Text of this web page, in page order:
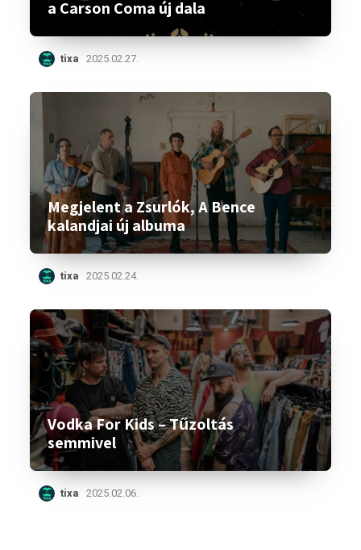
a Carson Coma új dala
tixa 2025.02.27.
Megjelent a Zsurlók, A Bence
kalandjai új albuma
tixa 2025.02.24.
Vodka For Kids – Tűzoltás
semmivel
tixa 2025.02.06.